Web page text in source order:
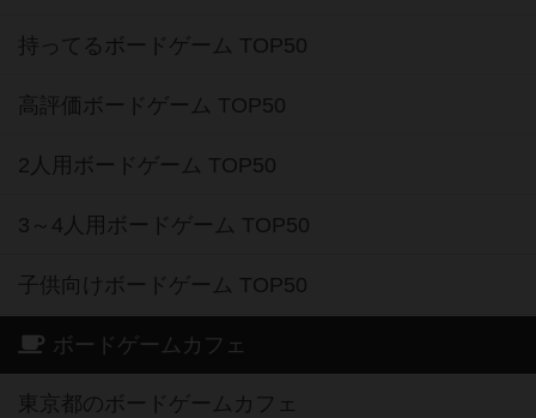
持ってるボードゲーム TOP50
高評価ボードゲーム TOP50
2人用ボードゲーム TOP50
3～4人用ボードゲーム TOP50
子供向けボードゲーム TOP50
ボードゲームカフェ
東京都のボードゲームカフェ